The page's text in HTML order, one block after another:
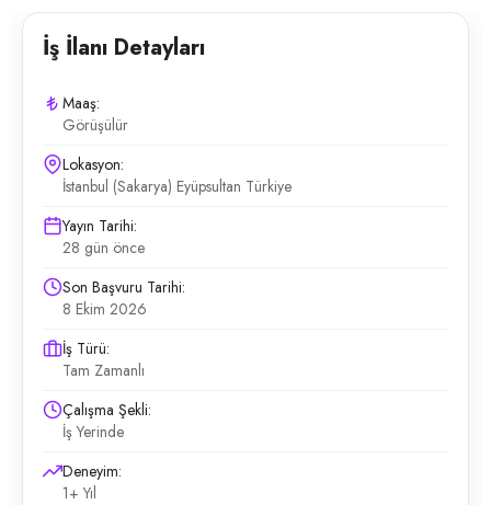
İş İlanı Detayları
Maaş:
Görüşülür
Lokasyon:
İstanbul (Sakarya) Eyüpsultan Türkiye
Yayın Tarihi:
28 gün önce
Son Başvuru Tarihi:
8 Ekim 2026
İş Türü:
Tam Zamanlı
Çalışma Şekli:
İş Yerinde
Deneyim:
1+ Yıl